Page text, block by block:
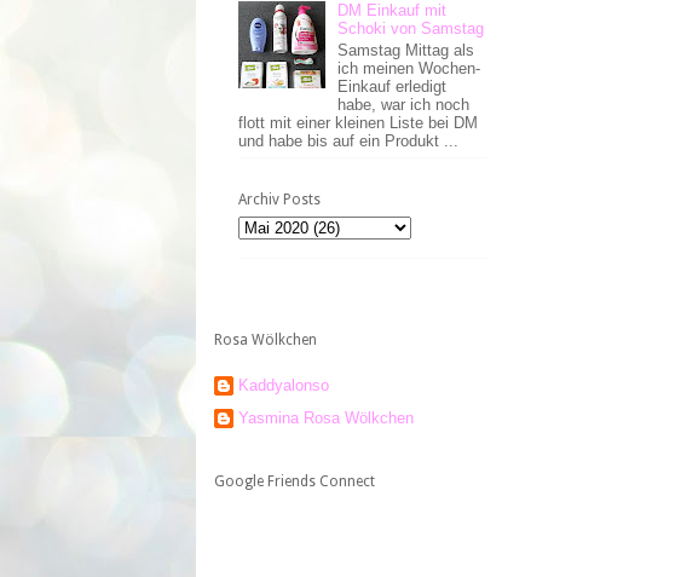
DM Einkauf mit
Schoki von Samstag
Samstag Mittag als
ich meinen Wochen-
Einkauf erledigt
habe, war ich noch
flott mit einer kleinen Liste bei DM
und habe bis auf ein Produkt ...
Archiv Posts
Rosa Wölkchen
Kaddyalonso
Yasmina Rosa Wölkchen
Google Friends Connect